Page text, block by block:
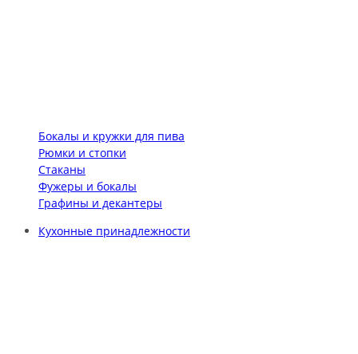
Бокалы и кружки для пива
Рюмки и стопки
Стаканы
Фужеры и бокалы
Графины и декантеры
Кухонные принадлежности